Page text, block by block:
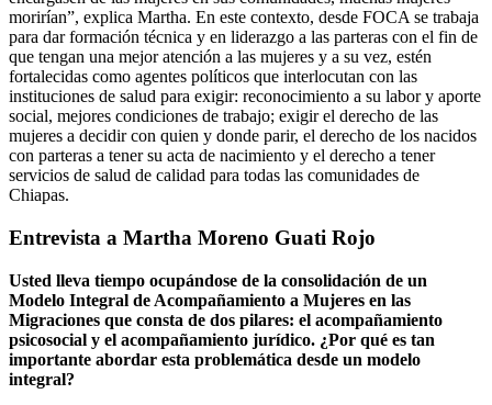
morirían”, explica Martha. En este contexto, desde FOCA se trabaja
para dar formación técnica y en liderazgo a las parteras con el fin de
que tengan una mejor atención a las mujeres y a su vez, estén
fortalecidas como agentes políticos que interlocutan con las
instituciones de salud para exigir: reconocimiento a su labor y aporte
social, mejores condiciones de trabajo; exigir el derecho de las
mujeres a decidir con quien y donde parir, el derecho de los nacidos
con parteras a tener su acta de nacimiento y el derecho a tener
servicios de salud de calidad para todas las comunidades de
Chiapas.
Entrevista a Martha Moreno Guati Rojo
Usted lleva tiempo ocupándose de la consolidación de un
Modelo Integral de Acompañamiento a Mujeres en las
Migraciones que consta de dos pilares: el acompañamiento
psicosocial y el acompañamiento jurídico. ¿Por qué es tan
importante abordar esta problemática desde un modelo
integral?